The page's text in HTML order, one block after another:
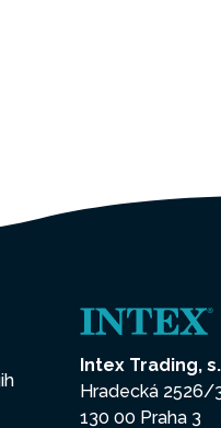
Intex Trading,
Hradecká 2526/
130 00 Praha 3